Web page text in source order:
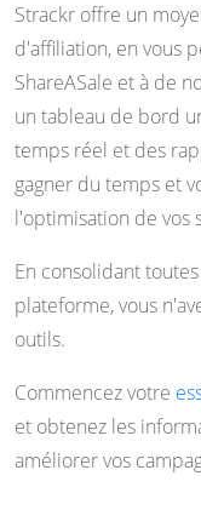
Strackr offre un
d'affiliation, en vous
ShareASale et à de
un tableau de bord
temps réel et des
gagner du temps et
l'optimisation de vos
En consolidant
plateforme, vous
outils.
Commencez votre
et obtenez les
améliorer vos